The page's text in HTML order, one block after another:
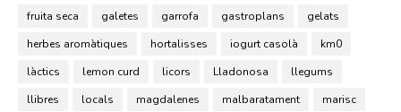
fruita seca
galetes garrofa gastroplans
gelats
herbes aromàtiques
hortalisses iogurt casolà
km0
làctics
lemon curd licors Lladonosa
llegums
llibres
locals magdalenes malbaratament
marisc